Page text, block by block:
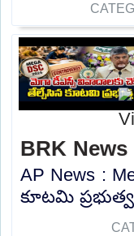
BRK News
AP News :
కూటమి